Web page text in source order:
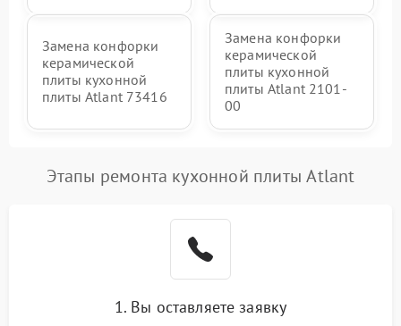
Замена конфорки
керамической
плиты кухонной
плиты Atlant 73416
Замена конфорки
керамической
плиты кухонной
плиты Atlant 2101-
00
Этапы ремонта кухонной плиты Atlant
1. Вы оставляете заявку